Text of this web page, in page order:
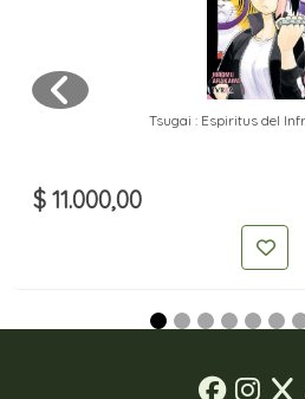
Tsugai : Espiritus del
$ 11.000,00